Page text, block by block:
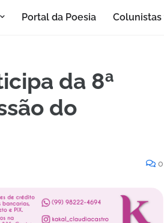
Portal da Poesia Colunistas
da 8ª
do
0